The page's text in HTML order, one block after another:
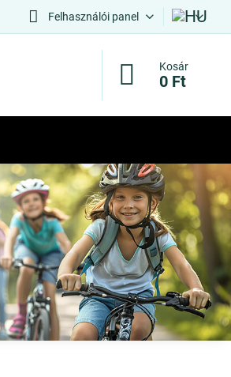
Felhasználói panel
Kosár
0 Ft